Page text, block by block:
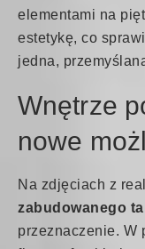
elementami na
estetykę, co
jedna,
Wnętrze
nowe
Na zdjęciach z
zabudowanego
przeznaczenie. W